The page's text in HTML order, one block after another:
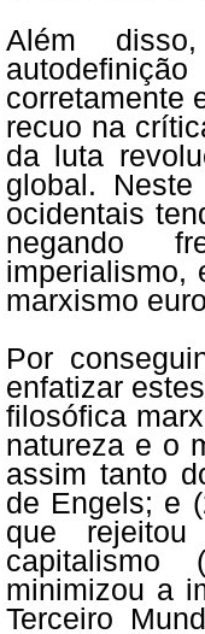
Além
corretamente
recuo na
da luta
global.
ocidentais
negando
imperialismo,
marxismo
Por
enfatizar
filosófica
natureza e o
assim tanto
de Engels; e
que
minimizou a
Terceiro